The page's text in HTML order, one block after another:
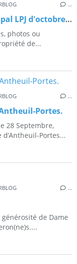
…
Article paru dans le bulletin municipal LPJ d'octobre 2025
photos ou
de...
…
Portes.
28 Septembre,
Portes...
…
de Dame